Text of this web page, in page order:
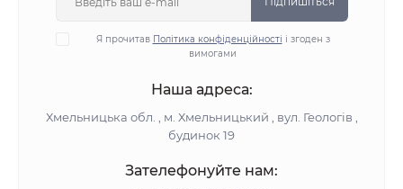
Я прочитав Політика конфіденційності і згоден з
вимогами
Наша адреса:
Хмельницька обл. , м. Хмельницький , вул. Геологів ,
будинок 19
Зателефонуйте нам: